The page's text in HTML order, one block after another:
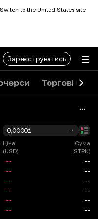
to the United States site
Зареєструватись
Торгові боти
0,00001
Ціна
(USD)
Сума
(STRK)